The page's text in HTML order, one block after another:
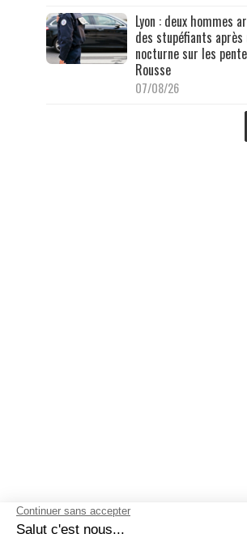
Lyon : deux hommes
des stupéfiants
nocturne sur les
Rousse
07/08/26